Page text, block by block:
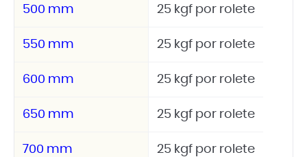
500 mm 25 kgf por rolete
550 mm 25 kgf por rolete
600 mm 25 kgf por rolete
650 mm 25 kgf por rolete
700 mm 25 kgf por rolete